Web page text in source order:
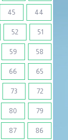
44
45
51
52
58
59
65
66
72
73
79
80
86
87